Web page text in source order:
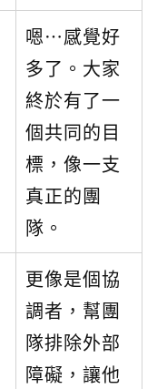
嗯…感覺好
多了。大家
終於有了一
個共同的目
標，像一支
真正的團
隊。
更像是個協
調者，幫團
隊排除外部
障礙，讓他